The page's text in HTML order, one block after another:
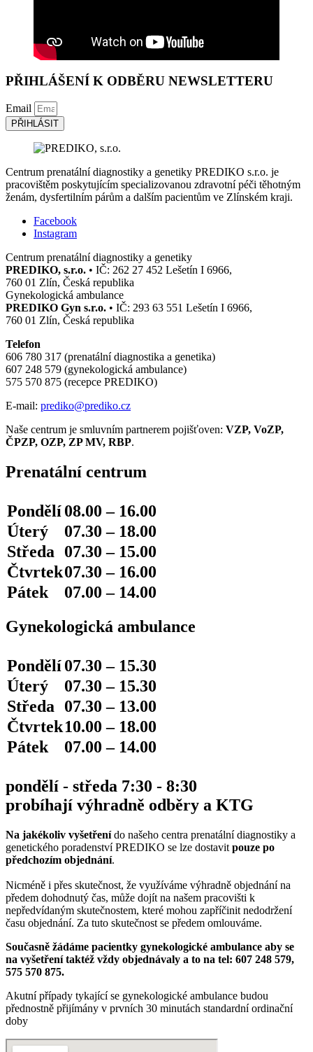
PŘIHLÁŠENÍ K ODBĚRU NEWSLETTERU
Email
PŘIHLÁSIT
Centrum prenatální diagnostiky a genetiky PREDIKO s.r.o. je
pracovištěm poskytujícím specializovanou zdravotní péči těhotným
ženám, dysfertilním párům a dalším pacientům ve Zlínském kraji.
Facebook
Instagram
Centrum prenatální diagnostiky a genetiky
PREDIKO, s.r.o. • IČ: 262 27 452 Lešetín I 6966,
760 01 Zlín, Česká republika
Gynekologická ambulance
PREDIKO Gyn s.r.o. • IČ: 293 63 551 Lešetín I 6966,
760 01 Zlín, Česká republika
Telefon
606 780 317 (prenatální diagnostika a genetika)
607 248 579 (gynekologická ambulance)
575 570 875 (recepce PREDIKO)
E-mail: prediko@prediko.cz
Naše centrum je smluvním partnerem pojišťoven: VZP, VoZP,
ČPZP, OZP, ZP MV, RBP.
Prenatální centrum
Pondělí08.00 – 16.00
Úterý
07.30 – 18.00
Středa 07.30 – 15.00
Čtvrtek07.30 – 16.00
Pátek
07.00 – 14.00
Gynekologická ambulance
Pondělí07.30 – 15.30
Úterý
07.30 – 15.30
Středa
07.30 – 13.00
Čtvrtek10.00 – 18.00
Pátek
07.00 – 14.00
pondělí - středa 7:30 - 8:30
probíhají výhradně odběry a KTG
Na jakékoliv vyšetřenído našeho centra prenatální diagnostiky a
genetického poradenství PREDIKO se lze dostavit pouze po
předchozím objednání.
Nicméně i přes skutečnost, že využíváme výhradně objednání na
předem dohodnutý čas, může dojít na našem pracovišti k
nepředvídaným skutečnostem, které mohou zapříčinit nedodržení
času objednání. Za tuto skutečnost se předem omlouváme.
Současně žádáme pacientky gynekologické ambulance aby se
na vyšetření taktéž vždy objednávaly a to na tel: 607 248 579,
575 570 875.
Akutní případy tykající se gynekologické ambulance budou
přednostně přijímány v prvních 30 minutách standardní ordinační
doby